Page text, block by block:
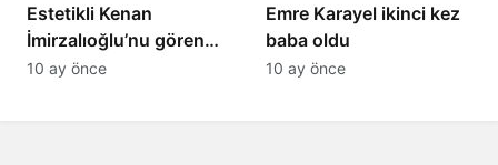
Estetikli Kenan
İmirzalıoğlu’nu gören
tanıyamıyor: Son hali
10 ay önce
Emre Karayel ikinci kez
baba oldu
10 ay önce